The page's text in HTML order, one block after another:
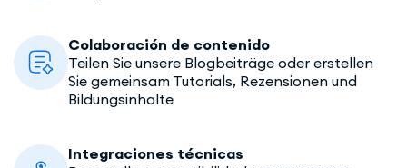
Colaboración de contenido
Teilen Sie unsere Blogbeiträge oder erstellen
Sie gemeinsam Tutorials, Rezensionen und
Bildungsinhalte
Integraciones técnicas